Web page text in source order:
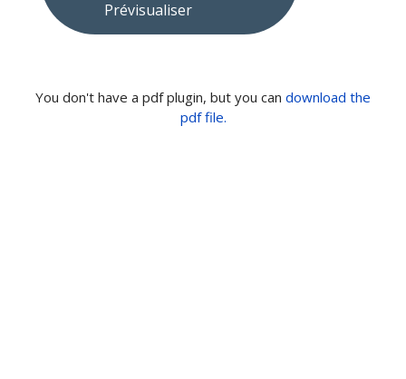
Prévisualiser
You don't have a pdf plugin, but you can download the
pdf file.